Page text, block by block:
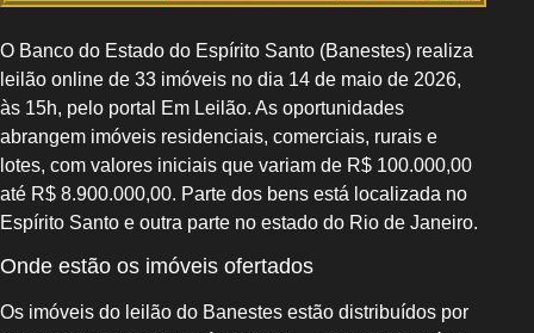
O Banco do Estado do Espírito Santo (Banestes) realiza
leilão online de 33 imóveis no dia 14 de maio de 2026,
às 15h, pelo portal Em Leilão. As oportunidades
abrangem imóveis residenciais, comerciais, rurais e
lotes, com valores iniciais que variam de R$ 100.000,00
até R$ 8.900.000,00. Parte dos bens está localizada no
Espírito Santo e outra parte no estado do Rio de Janeiro.
Onde estão os imóveis ofertados
Os imóveis do leilão do Banestes estão distribuídos por